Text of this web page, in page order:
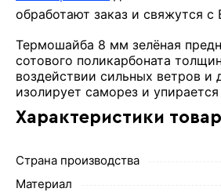
обработают заказ и свяжутся
Термошайба 8 мм зелёная
сотового поликарбоната
воздействии сильных ветров
изолирует саморез и
Характеристики
Страна производства
Материал